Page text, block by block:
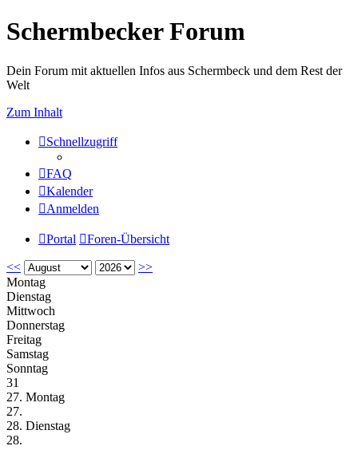
Schermbecker Forum
Dein Forum mit aktuellen Infos aus Schermbeck und dem Rest der
Welt
Zum Inhalt
Schnellzugriff
FAQ
Kalender
Anmelden
Portal Foren-Übersicht
<<
>>
Montag
Dienstag
Mittwoch
Donnerstag
Freitag
Samstag
Sonntag
31
27. Montag
27.
28. Dienstag
28.